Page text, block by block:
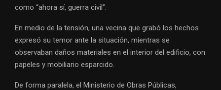
como “ahora sí, guerra civil”.
En medio de la tensión, una vecina que grabó los hechos
expresó su temor ante la situación, mientras se
observaban daños materiales en el interior del edificio, con
papeles y mobiliario esparcido.
De forma paralela, el Ministerio de Obras Públicas,